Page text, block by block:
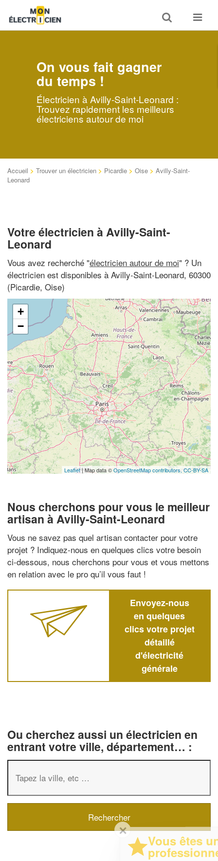
Toggle
search
Toggle
On vous fait gagner
du temps !
Électricien à Avilly-Saint-Leonard :
Trouvez rapidement les meilleurs
électriciens autour de moi
Accueil > Trouver un électricien > Picardie > Oise > Avilly-Saint-
Leonard
Votre électricien à Avilly-Saint-
Leonard
Vous avez recherché "électricien autour de moi" ? Un
électricien est disponibles à Avilly-Saint-Leonard, 60300
(Picardie, Oise)
+
−
Leaflet| Map data ©OpenStreetMap contributors, CC-BY-SA
Nous cherchons pour vous le meilleur
artisan à Avilly-Saint-Leonard
Vous ne savez pas quel artisan contacter pour votre
projet ? Indiquez-nous en quelques clics votre besoin
ci-dessous, nous cherchons pour vous et vous mettons
en relation avec le pro qu’il vous faut !
Envoyez-nous
en quelques
clics votre projet
détaillé
d'électricité
générale
Ou cherchez aussi un électricien en
entrant votre ville, département… :
✕
Vous êtes un
professionnel ?